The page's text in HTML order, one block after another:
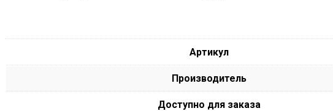
Артикул
Производитель
Доступно для заказа